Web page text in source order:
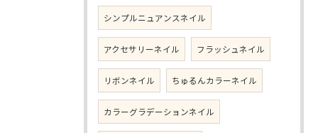
シンプルニュアンスネイル
アクセサリーネイル フラッシュネイル
リボンネイル ちゅるんカラーネイル
カラーグラデーションネイル